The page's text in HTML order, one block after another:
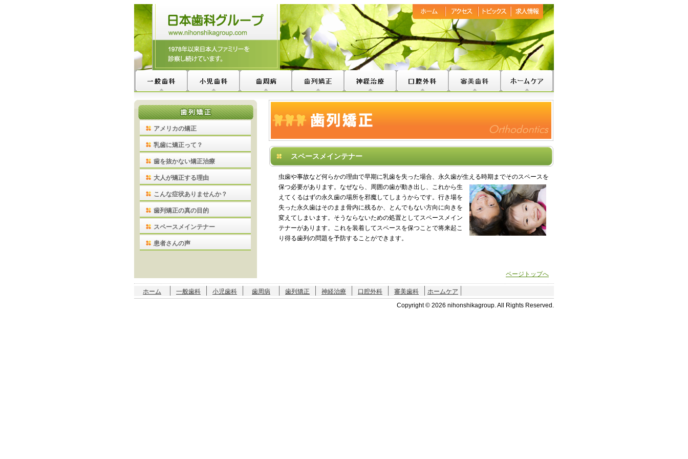
アメリカの矯正
乳歯に矯正って？
歯を抜かない矯正治療
大人が矯正する理由
こんな症状ありませんか？
歯列矯正の真の目的
スペースメインテナー
患者さんの声
スペースメインテナー
虫歯や事故など何らかの理由で早期に乳歯を失った場合、永久歯が生える時期までそのスペースを
保つ必要があります。 なぜなら、周囲の歯が動き出し、これから生
えてくるはずの永久歯の場所を邪魔してしまうからです。行き場を
失った永久歯はそのまま骨内に残るか、とんでもない方向に向きを
変えてしまいます。そうならないための処置としてスペースメイン
テナーがあります。これを装着してスペースを保つことで将来起こ
り得る歯列の問題を予防することができます。
ページトップへ
ホーム 一般歯科 小児歯科 歯周病 歯列矯正 神経治療 口腔外科 審美歯科
ホームケア
Copyright © 2026 nihonshikagroup. All Rights Reserved.